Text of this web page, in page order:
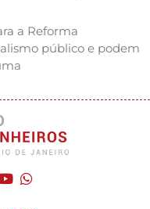
a Reforma
público e podem